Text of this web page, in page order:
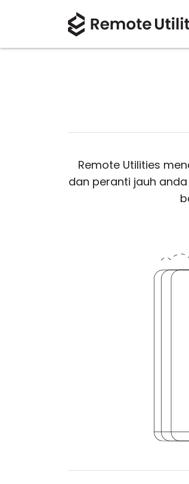
Remote Utilities
dan peranti jauh